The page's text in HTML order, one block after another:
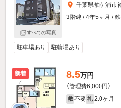
すべての写真
千葉県袖ケ浦市
3階建 / 4年5ヶ月 /
駐車場あり 駐輪場あり
新着 8.5万円
（管理費6,000円）
敷 不要 礼 2.0ヶ月